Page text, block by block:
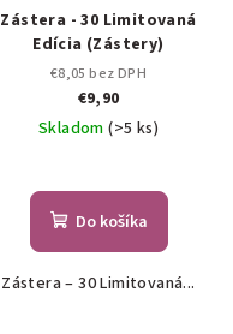
Zástera - 30 Limitovaná
Edícia (Zástery)
€8,05 bez DPH
€9,90
Skladom(>5 ks)
Do košíka
Zástera – 30 Limitovaná...